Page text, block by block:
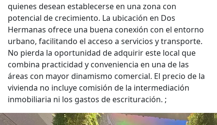
quienes desean establecerse en una zona con
potencial de crecimiento. La ubicación en Dos
Hermanas ofrece una buena conexión con el entorno
urbano, facilitando el acceso a servicios y transporte.
No pierda la oportunidad de adquirir este local que
combina practicidad y conveniencia en una de las
áreas con mayor dinamismo comercial. El precio de la
vivienda no incluye comisión de la intermediación
inmobiliaria ni los gastos de escrituración. ;